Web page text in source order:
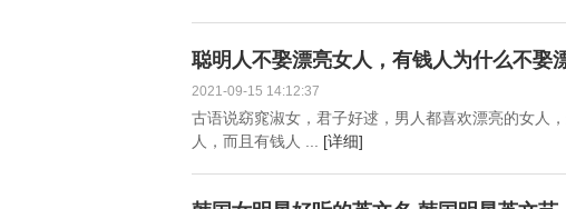
聪明人不娶漂亮女人，有钱人为什么不娶
2021-09-15 14:12:37
古语说窈窕淑女，君子好逑，男人都喜欢漂亮的女人
人，而且有钱人 ... [详细]